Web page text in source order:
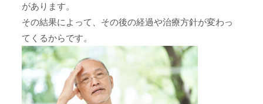
があります。
その結果によって、その後の経過や治療方針が変わっ
てくるからです。